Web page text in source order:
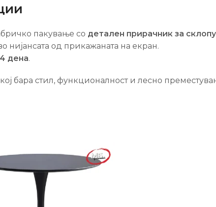
пакување со детален прирачник за
нијансата од прикажаната на екран.
дена.
кој бара стил, функционалност и лесно